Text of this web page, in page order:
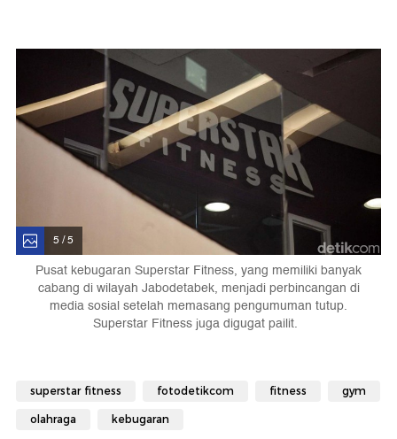
5 / 5
Pusat kebugaran Superstar Fitness, yang memiliki banyak
cabang di wilayah Jabodetabek, menjadi perbincangan di
media sosial setelah memasang pengumuman tutup.
Superstar Fitness juga digugat pailit.
superstar fitness fotodetikcom fitness gym
olahraga kebugaran